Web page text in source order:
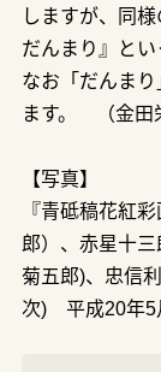
しますが、同
だんまり』とい
なお「だんま
ます。 （金田
【写真】
『青砥稿花紅
郎）、赤星十
菊五郎)、忠信
次) 平成20年5